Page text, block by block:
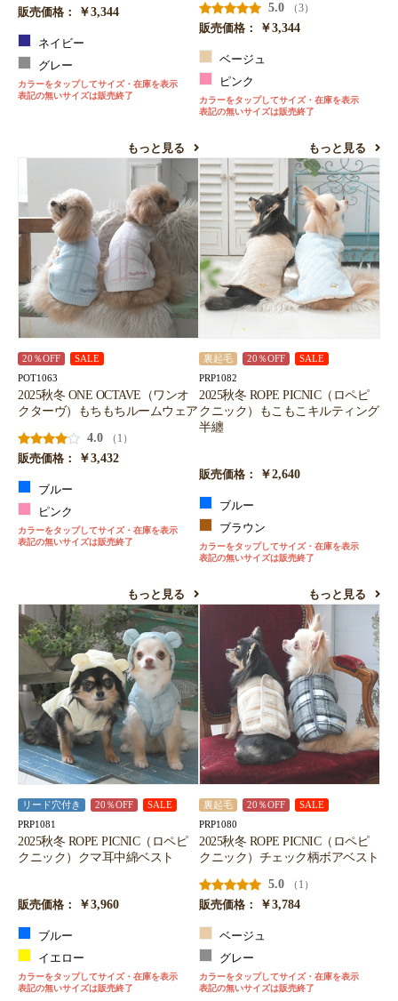
販売価格：
￥3,344
ネイビー
グレー
カラーをタップしてサイズ・在庫を表示
表記の無いサイズは販売終了
もっと見る
5.0
（3）
販売価格：
￥3,344
ベージュ
ピンク
カラーをタップしてサイズ・在庫を表示
表記の無いサイズは販売終了
もっと見る
20％OFF SALE
POT1063
2025秋冬 ONE OCTAVE（ワンオ
クターヴ）もちもちルームウェア
4.0
（1）
販売価格：
￥3,432
ブルー
ピンク
カラーをタップしてサイズ・在庫を表示
表記の無いサイズは販売終了
もっと見る
裏起毛 20％OFF SALE
PRP1082
2025秋冬 ROPE PICNIC（ロペピ
クニック）もこもこキルティング
半纏
販売価格： ￥2,640
ブルー
ブラウン
カラーをタップしてサイズ・在庫を表示
表記の無いサイズは販売終了
もっと見る
リード穴付き 20％OFF SALE
PRP1081
2025秋冬 ROPE PICNIC（ロペピ
クニック）クマ耳中綿ベスト
販売価格： ￥3,960
ブルー
イエロー
カラーをタップしてサイズ・在庫を表示
表記の無いサイズは販売終了
裏起毛 20％OFF SALE
PRP1080
2025秋冬 ROPE PICNIC（ロペピ
クニック）チェック柄ボアベスト
5.0
（1）
販売価格：
￥3,784
ベージュ
グレー
カラーをタップしてサイズ・在庫を表示
表記の無いサイズは販売終了